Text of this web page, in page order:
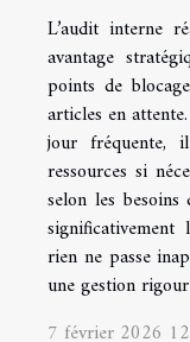
L’audit interne
avantage
points de
articles en
jour fréquente,
ressources si
selon les
rien ne passe
une gestion
7 février 2026